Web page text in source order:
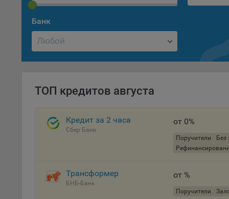
Банк
ТОП кредитов августа
Кредит за 2 часа
Сбер Банк
от 0%
Поручители Без
Трансформер
БНБ-Банк
от %
Поручители